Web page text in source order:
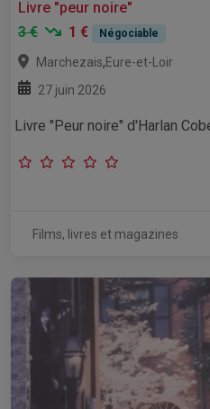
Livre "peur noire"
3 €
1 € Négociable
Marchezais,Eure-et-Loir
27 juin 2026
Livre "Peur noire" d'Harlan
Films, livres et magazines